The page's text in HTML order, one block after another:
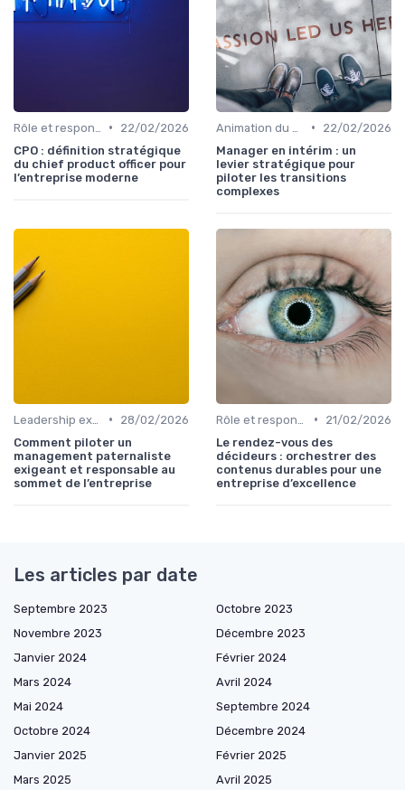
•
22/02/2026
CPO : définition stratégique
du chief product officer pour
l’entreprise moderne
•
22/02/2026
Manager en intérim : un
levier stratégique pour
piloter les transitions
complexes
•
28/02/2026
Comment piloter un
management paternaliste
exigeant et responsable au
sommet de l’entreprise
•
21/02/2026
Le rendez-vous des
décideurs : orchestrer des
contenus durables pour une
entreprise d’excellence
Les articles par date
Septembre 2023
Octobre 2023
Novembre 2023
Décembre 2023
Janvier 2024
Février 2024
Mars 2024
Avril 2024
Mai 2024
Septembre 2024
Octobre 2024
Décembre 2024
Janvier 2025
Février 2025
Mars 2025
Avril 2025